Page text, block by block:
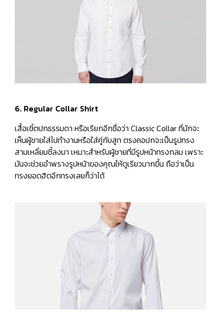
6. Regular Collar Shirt
เสื้อเชิ้ตปกธรรมดา หรือเรียกอีกชื่อว่า Classic Collar ที่มักจะ
เห็นผู้ชายใส่ไปทำงานหรือใส่คู่กับสูท ตรงคอปกจะเป็นรูปทรง
สามเหลี่ยมชี้ลงมา เหมาะสำหรับผู้ชายที่มีรูปหน้าทรงกลม เพราะ
มันจะช่วยอำพรางรูปหน้าของคุณให้ดูเรียวมากขึ้น ถือว่าเป็น
ทรงยอดฮิตอีกทรงเลยก็ว่าได้